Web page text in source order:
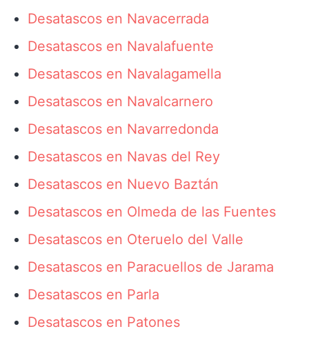
Desatascos en Navacerrada
Desatascos en Navalafuente
Desatascos en Navalagamella
Desatascos en Navalcarnero
Desatascos en Navarredonda
Desatascos en Navas del Rey
Desatascos en Nuevo Baztán
Desatascos en Olmeda de las Fuentes
Desatascos en Oteruelo del Valle
Desatascos en Paracuellos de Jarama
Desatascos en Parla
Desatascos en Patones